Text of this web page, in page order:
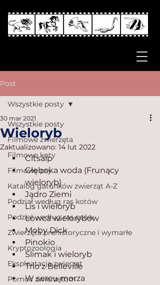
Post
Wszystkie posty
Filmowe zwierzęta
Filmowe koty
Filmowe psy
Katalog gatunków zwierząt A-Z
Podział według ras kotów
Podział według ras psów
Zwierzęta prehistoryczne i wymarłe
Kryptozoologia
Eksploatacja zwierząt
Pomoc zwierzętom
Wszystkie posty
Wieloryb
30 mar 2021
Zaktualizowano: 14 lut 2022
Citsalp
Głęboka woda (Frunący
wieloryb)
Jądro Ziemi
Lis i wieloryb
Łowca wielorybów
Moby Dick
Pinokio
Ślimak i wieloryb
Trio z Belleville
W sercu morza